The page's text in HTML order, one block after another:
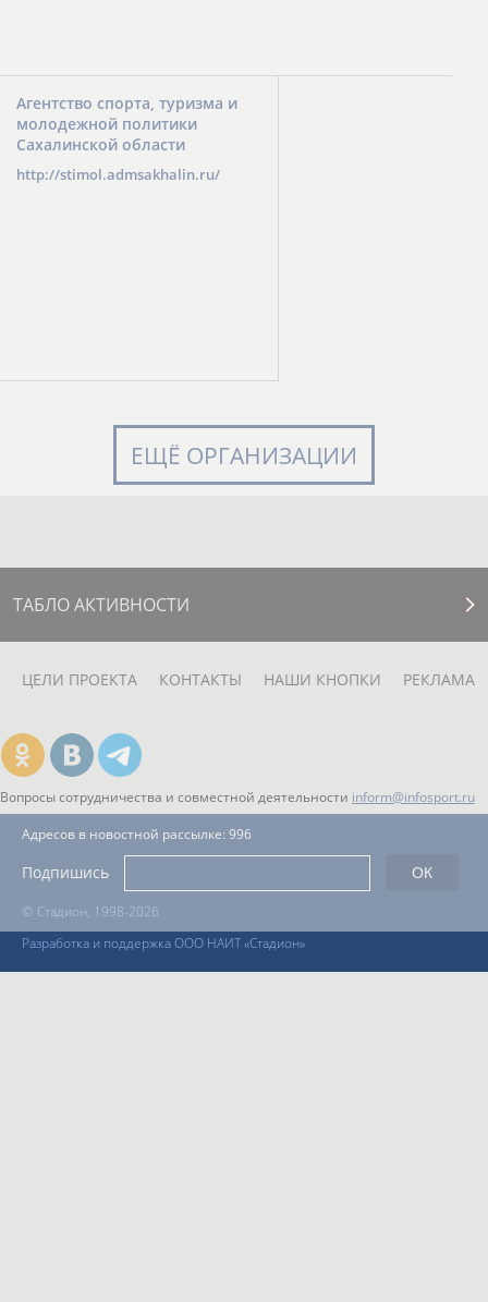
Агентство спорта, туризма и
молодежной политики
Сахалинской области
http://stimol.admsakhalin.ru/
ЕЩЁ ОРГАНИЗАЦИИ
ТАБЛО АКТИВНОСТИ
ЦЕЛИ ПРОЕКТА КОНТАКТЫ НАШИ КНОПКИ РЕКЛАМА
Вопросы сотрудничества и совместной деятельности inform@infosport.ru
© Стадион, 1998-2026
Разработка и поддержка ООО НАИТ «Стадион»
Адресов в новостной рассылке: 996
Подпишись